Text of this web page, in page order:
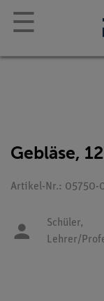
☰
Gebläse,
Artikel-Nr.: 05750-
Schüler,
Lehrer/